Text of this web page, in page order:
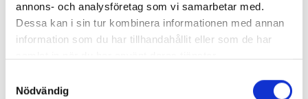
annons- och analysföretag som vi samarbetar med.
Dessa kan i sin tur kombinera informationen med annan
information som du har tillhandahållit eller som de har
Nödvändig